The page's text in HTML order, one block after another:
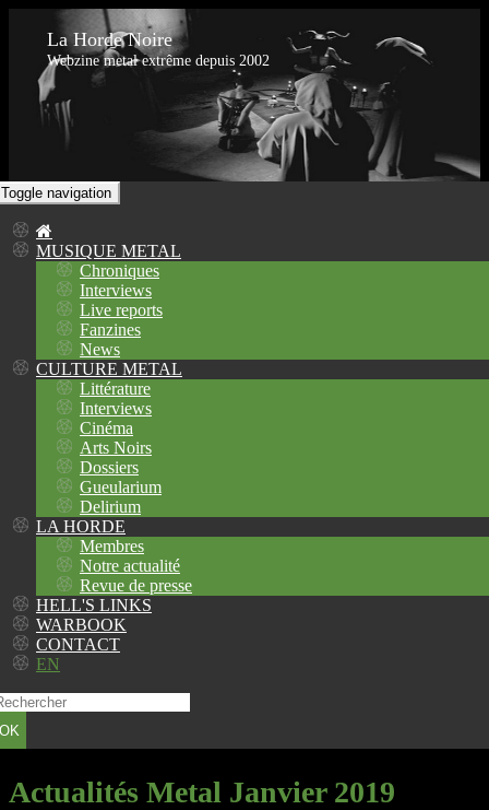
La Horde Noire
Webzine metal extrême depuis 2002
Toggle navigation
MUSIQUE METAL
Chroniques
Interviews
Live reports
Fanzines
News
CULTURE METAL
Littérature
Interviews
Cinéma
Arts Noirs
Dossiers
Gueularium
Delirium
LA HORDE
Membres
Notre actualité
Revue de presse
HELL'S LINKS
WARBOOK
CONTACT
EN
OK
Actualités Metal Janvier 2019